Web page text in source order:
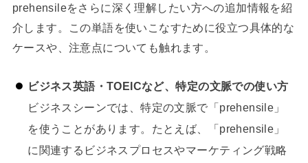
prehensileをさらに深く理解したい方への追加情報を紹
介します。この単語を使いこなすために役立つ具体的な
ケースや、注意点についても触れます。
ビジネス英語・TOEICなど、特定の文脈での使い方
ビジネスシーンでは、特定の文脈で「prehensile」
を使うことがあります。たとえば、「prehensile」
に関連するビジネスプロセスやマーケティング戦略